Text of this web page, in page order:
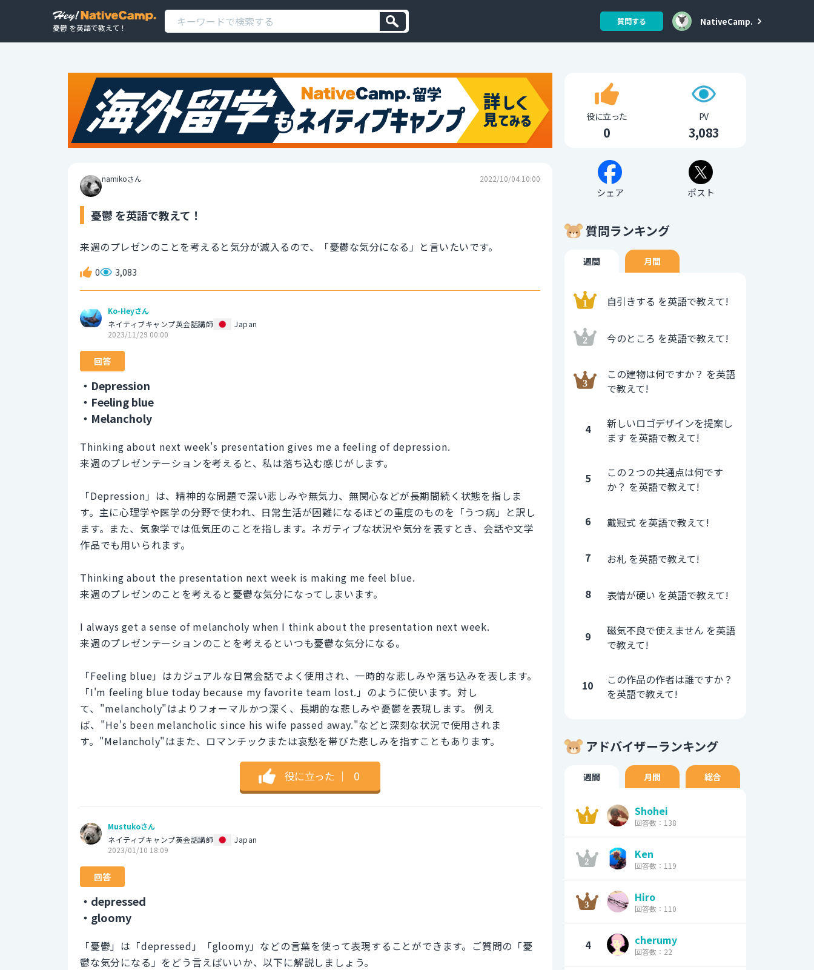
憂鬱 を英語で教えて！
質問する NativeCamp.
namikoさん 2022/10/04 10:00
憂鬱 を英語で教えて！
来週のプレゼンのことを考えると気分が滅入るので、「憂鬱な気分になる」と言いたいです。
0 3,083
Ko-Heyさん
ネイティブキャンプ英会話講師
Japan
2023/11/29 00:00
回答
・Depression
・Feeling blue
・Melancholy
Thinking about next week's presentation gives me a feeling of depression.
来週のプレゼンテーションを考えると、私は落ち込む感じがします。
「Depression」は、精神的な問題で深い悲しみや無気力、無関心などが長期間続く状態を指しま
す。主に心理学や医学の分野で使われ、日常生活が困難になるほどの重度のものを「うつ病」と訳し
ます。また、気象学では低気圧のことを指します。ネガティブな状況や気分を表すとき、会話や文学
作品でも用いられます。
Thinking about the presentation next week is making me feel blue.
来週のプレゼンのことを考えると憂鬱な気分になってしまいます。
I always get a sense of melancholy when I think about the presentation next week.
来週のプレゼンテーションのことを考えるといつも憂鬱な気分になる。
「Feeling blue」はカジュアルな日常会話でよく使用され、一時的な悲しみや落ち込みを表します。
「I'm feeling blue today because my favorite team lost.」のように使います。対し
て、"melancholy"はよりフォーマルかつ深く、長期的な悲しみや憂鬱を表現します。 例え
ば、"He's been melancholic since his wife passed away."などと深刻な状況で使用されま
す。"Melancholy"はまた、ロマンチックまたは哀愁を帯びた悲しみを指すこともあります。
役に立った ｜ 0
Mustukoさん
ネイティブキャンプ英会話講師
Japan
2023/01/10 18:09
回答
・depressed
・gloomy
「憂鬱」は「depressed」「gloomy」などの言葉を使って表現することができます。ご質問の「憂
鬱な気分になる」をどう言えばいいか、以下に解説しましょう。
役に立った
0
PV
3,083
シェア ポスト
質問ランキング
週間 月間
自引きする を英語で教えて!
今のところ を英語で教えて!
この建物は何ですか？ を英語
で教えて!
4
新しいロゴデザインを提案し
ます を英語で教えて!
5
この２つの共通点は何です
か？ を英語で教えて!
6 戴冠式 を英語で教えて!
7 お札 を英語で教えて!
8 表情が硬い を英語で教えて!
9
磁気不良で使えません を英語
で教えて!
10
この作品の作者は誰ですか？
を英語で教えて!
アドバイザーランキング
週間 月間 総合
Shohei
回答数：138
Ken
回答数：119
Hiro
回答数：110
4 cherumy
回答数：22